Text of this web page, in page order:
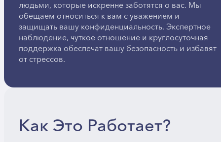
людьми, которые искренне заботятся о вас. Мы
обещаем относиться к вам с уважением и
защищать вашу конфиденциальность. Экспертное
наблюдение, чуткое отношение и круглосуточная
поддержка обеспечат вашу безопасность и избавят
от стрессов.
Как Это Работает?